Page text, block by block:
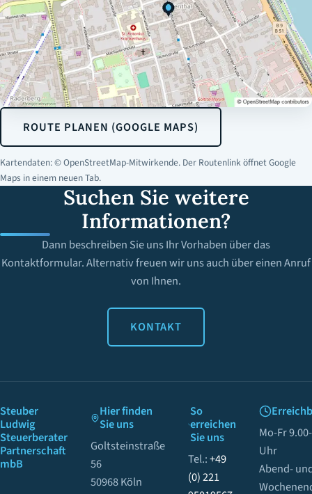
ROUTE PLANEN (GOOGLE MAPS)
Kartendaten: © OpenStreetMap-Mitwirkende. Der Routenlink öffnet Google
Maps in einem neuen Tab.
Suchen Sie weitere
Informationen?
Dann beschreiben Sie uns Ihr Vorhaben über das
Kontaktformular. Alternativ freuen wir uns auch über einen Anruf
von Ihnen.
KONTAKT
Steuber
Ludwig
Steuerberater
Partnerschaft
mbB
Hier finden
Sie uns
Goltsteinstraße
56
50968 Köln
So
erreichen
Sie uns
Tel.:+49
(0) 221
Mo-Fr
Uhr
Abend-